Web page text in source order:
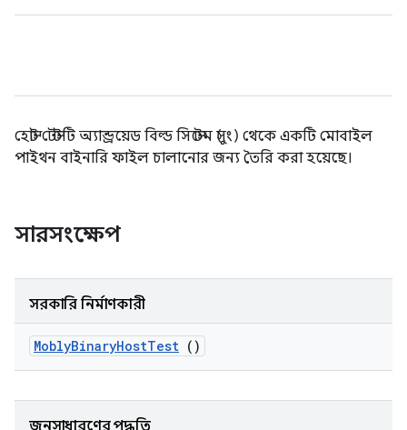
হোস্ট টেস্টটি অ্যান্ড্রয়েড বিল্ড সিস্টেম (সুং) থেকে একটি মোবাইল
পাইথন বাইনারি ফাইল চালানোর জন্য তৈরি করা হয়েছে।
সারসংক্ষেপ
সরকারি নির্মাণকারী
MoblyBinaryHostTest ()
জনসাধারণের পদ্ধতি